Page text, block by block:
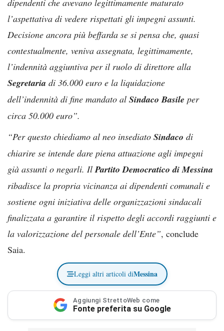
dipendenti che avevano legittimamente maturato
l’aspettativa di vedere rispettati gli impegni assunti.
Decisione ancora più beffarda se si pensa che, quasi
contestualmente, veniva assegnata, legittimamente,
l’indennità aggiuntiva per il ruolo di direttore alla
Segretaria di 36.000 euro e la liquidazione
dell’indennità di fine mandato al Sindaco Basile per
circa 50.000 euro”.
“Per questo chiediamo al neo insediato Sindaco di
chiarire se intende dare piena attuazione agli impegni
già assunti o negarli. IlPartito Democratico di Messina
ribadisce la propria vicinanza ai dipendenti comunali e
sostiene ogni iniziativa delle organizzazioni sindacali
finalizzata a garantire il rispetto degli accordi raggiunti e
la valorizzazione del personale dell’Ente”, conclude
Saia.
Leggi altri articoli diMessina
Aggiungi StrettoWeb come
Fonte preferita su Google